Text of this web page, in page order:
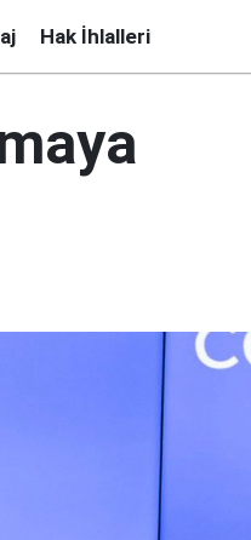
Hak İhlalleri